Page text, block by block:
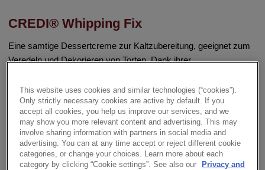
CREDI® Whipping Fix
Eine samtige Dessertcreme zur Kaltzubereitung, geeignet zum
Veredeln und Dekorieren von Torten. Dank ihrer
Verarbeitung stabil und formbeständig.
✔ Schnell in der Zubereitung
✔ Samtige, cremige Konsistenz
This website uses cookies and similar technologies (“cookies”).
Only strictly necessary cookies are active by default. If you
accept all cookies, you help us improve our services, and we
may show you more relevant content and advertising. This may
involve sharing information with partners in social media and
advertising. You can at any time accept or reject different cookie
categories, or change your choices. Learn more about each
category by clicking “Cookie settings”. See also our
Privacy and